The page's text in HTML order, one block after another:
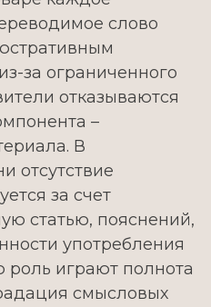
слово
за ограниченного
отказываются
–
В
отсутствие
за счет
статью, пояснений,
употребления
роль играют полнота
смысловых